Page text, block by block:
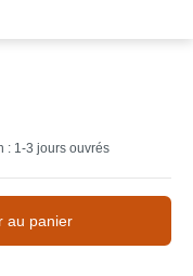
: 1-3 jours ouvrés
au panier